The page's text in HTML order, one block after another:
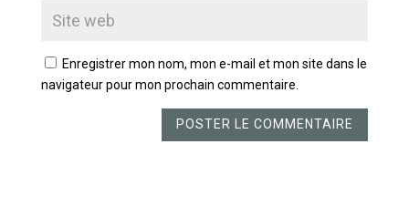
Enregistrer mon nom, mon e-mail et mon site dans le
navigateur pour mon prochain commentaire.